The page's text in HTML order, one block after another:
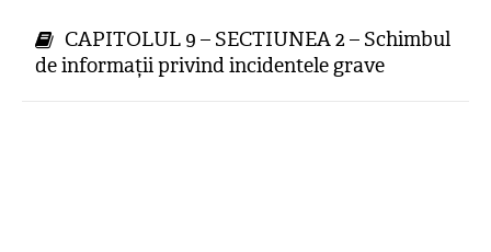
CAPITOLUL 9 – SECTIUNEA 2 – Schimbul
de informații privind incidentele grave